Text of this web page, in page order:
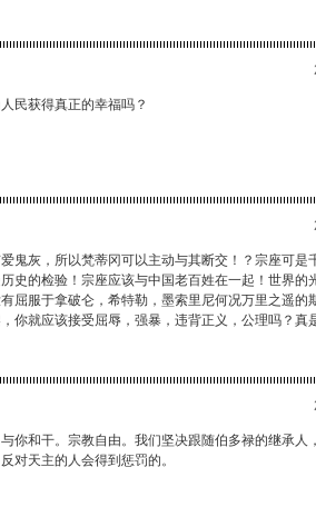
民获得真正的幸福吗？
鬼灰，所以梵蒂冈可以主动与其断交！？宗座可是
史的检验！宗座应该与中国老百姓在一起！世界的
屈服于拿破仑，希特勒，墨索里尼何况万里之遥的
你就应该接受屈辱，强暴，违背正义，公理吗？真
你和干。宗教自由。我们坚决跟随伯多禄的继承人
对天主的人会得到惩罚的。